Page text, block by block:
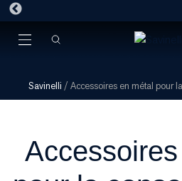
Savinelli / Accessoires en métal pour